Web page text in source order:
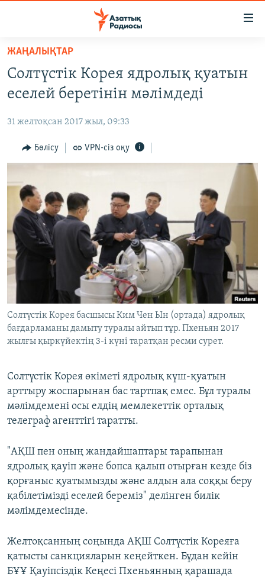
Skip
main
content
to
Navigation
Skip
Search
САЯСАТ
ҚАҢТАР ОҚИҒАСЫ
АДАМ ҚҰҚЫҚТАРЫ
ӘЛЕМ
АРНАЙЫ ЖОБАЛАР
Русский
ЖАЗЫЛЫҢЫЗ
Басқа тілдерде
ЖАҢАЛЫҚТАР
Солтүстік Корея ядролық қуатын
еселей беретінін мәлімдеді
31 желтоқсан 2017 жыл, 09:33
Бөлісу VPN-сіз оқу
Солтүстік Корея басшысы Ким Чен Ын (ортада) ядролық
бағдарламаны дамыту туралы айтып тұр. Пхеньян 2017
жылғы қыркүйектің 3-і күні таратқан ресми сурет.
Солтүстік Корея өкіметі ядролық күш-қуатын
арттыру жоспарынан бас тартпақ емес. Бұл туралы
мәлімдемені осы елдің мемлекеттік орталық
телеграф агенттігі таратты.
"АҚШ пен оның жандайшаптары тарапынан
ядролық қауіп және бопса қалып отырған кезде біз
қорғаныс қуатымызды және алдын ала соққы беру
қабілетімізді еселей береміз" делінген билік
мәлімдемесінде.
Желтоқсанның соңында АҚШ Солтүстік Кореяға
қатысты санкцияларын кеңейткен. Бұдан кейін
БҰҰ Қауіпсіздік Кеңесі Пхеньянның қарашада